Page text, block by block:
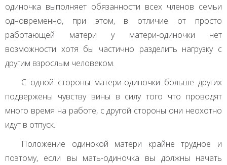
одиночка выполняет обязанности всех членов семьи
одновременно, при этом, в отличие от просто
работающей матери у матери-одиночки нет
возможности хотя бы частично разделить нагрузку с
другим взрослым человеком.
С одной стороны матери-одиночки больше других
подвержены чувству вины в силу того что проводят
много время на работе, с другой стороны они неохотно
идут в отпуск.
Положение одинокой матери крайне трудное и
поэтому, если вы мать-одиночка вы должны начать